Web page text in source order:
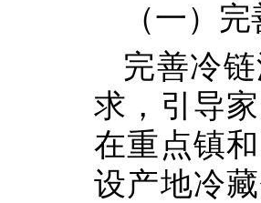
（一）
完善冷
求，引导
在重点镇
设产地冷